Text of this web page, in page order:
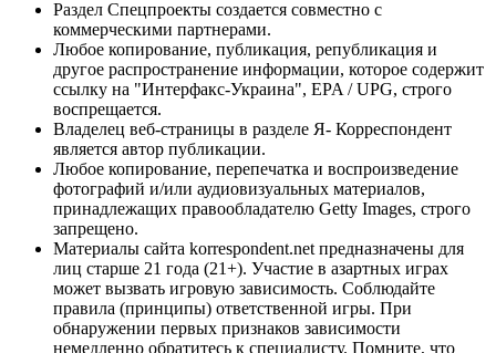
Раздел Спецпроекты создается совместно с
коммерческими партнерами.
Любое копирование, публикация, републикация и
другое распространение информации, которое содержит
ссылку на "Интерфакс-Украина", EPA / UPG, строго
воспрещается.
Владелец веб-страницы в разделе Я- Корреспондент
является автор публикации.
Любое копирование, перепечатка и воспроизведение
фотографий и/или аудиовизуальных материалов,
принадлежащих правообладателю Getty Images, строго
запрещено.
Материалы сайта korrespondent.net предназначены для
лиц старше 21 года (21+). Участие в азартных играх
может вызвать игровую зависимость. Соблюдайте
правила (принципы) ответственной игры. При
обнаружении первых признаков зависимости
немедленно обратитесь к специалисту. Помните, что